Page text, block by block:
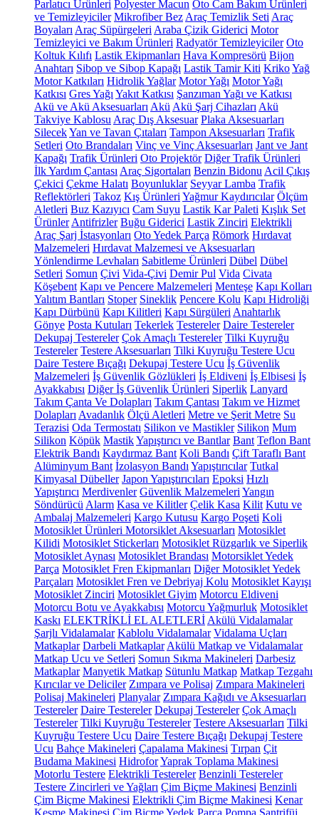
Parlatıcı Ürünleri Polyester Macun Oto Cam Bakım Ürünleri
ve Temizleyiciler Mikrofiber Bez Araç Temizlik Seti Araç
Boyaları Araç Süpürgeleri Araba Çizik Giderici Motor
Temizleyici ve Bakım Ürünleri Radyatör Temizleyiciler Oto
Koltuk Kılıfı Lastik Ekipmanları Hava Kompresörü Bijon
Anahtarı Sibop ve Sibop Kapağı Lastik Tamir Kiti KrikoYağ
Motor Katkıları Hidrolik Yağlar Motor Yağı Motor Yağı
Katkısı Gres Yağı Yakıt Katkısı Şanzıman Yağı ve Katkısı
Akü ve Akü Aksesuarları Akü Akü Şarj Cihazları Akü
Takviye Kablosu Araç Dış Aksesuar Plaka Aksesuarları
SilecekYan ve Tavan Çıtaları Tampon Aksesuarları Trafik
Setleri Oto Brandaları Vinç ve Vinç Aksesuarları Jant ve Jant
Kapağı Trafik Ürünleri Oto Projektör Diğer Trafik Ürünleri
İlk Yardım Çantası Araç Sigortaları Benzin Bidonu Acil Çıkış
Çekici Çekme Halatı Boyunluklar Seyyar Lamba Trafik
Reflektörleri Takoz Kış Ürünleri Yağmur Kaydırıcılar Ölçüm
Aletleri Buz Kazıyıcı Cam Suyu Lastik Kar Paleti Kışlık Set
Ürünler Antifrizler Buğu Giderici Lastik Zinciri Elektrikli
Araç Şarj İstasyonları Oto Yedek Parça Römork Hırdavat
Malzemeleri Hırdavat Malzemesi ve Aksesuarları
Yönlendirme Levhaları Sabitleme Ürünleri Dübel Dübel
Setleri Somun Çivi Vida-Çivi Demir Pul Vida Civata
Köşebent Kapı ve Pencere Malzemeleri Menteşe Kapı Kolları
Yalıtım Bantları Stoper Sineklik Pencere Kolu Kapı Hidroliği
Kapı Dürbünü Kapı Kilitleri Kapı Sürgüleri Anahtarlık
Gönye Posta Kutuları Tekerlek Testereler Daire Testereler
Dekupaj Testereler Çok Amaçlı Testereler Tilki Kuyruğu
Testereler Testere Aksesuarları Tilki Kuyruğu Testere Ucu
Daire Testere Bıçağı Dekupaj Testere Ucu İş Güvenlik
Malzemeleri İş Güvenlik Gözlükleri İş Eldiveni İş Elbisesi İş
Ayakkabısı Diğer İş Güvenlik Ürünleri Siperlik Lanyard
Takım Çanta Ve Dolapları Takım Çantası Takım ve Hizmet
Dolapları Avadanlık Ölçü Aletleri Metre ve Şerit Metre Su
Terazisi Oda Termostatı Silikon ve Mastikler Silikon Mum
Silikon Köpük MastikYapıştırıcı ve Bantlar Bant Teflon Bant
Elektrik Bandı Kaydırmaz Bant Koli Bandı Çift Taraflı Bant
Alüminyum Bant İzolasyon Bandı Yapıştırıcılar Tutkal
Kimyasal Dübeller Japon Yapıştırıcıları Epoksi Hızlı
Yapıştırıcı Merdivenler Güvenlik Malzemeleri Yangın
Söndürücü Alarm Kasa ve Kilitler Çelik Kasa Kilit Kutu ve
Ambalaj Malzemeleri Kargo Kutusu Kargo Poşeti Koli
Motosiklet Ürünleri Motorsiklet Aksesuarları Motosiklet
Kilidi Motosiklet Stickerları Motosiklet Rüzgarlık ve Siperlik
Motosiklet Aynası Motosiklet Brandası Motorsiklet Yedek
Parça Motosiklet Fren Ekipmanları Diğer Motosiklet Yedek
Parçaları Motosiklet Fren ve Debriyaj Kolu Motosiklet Kayışı
Motosiklet Zinciri Motosiklet Giyim Motorcu Eldiveni
Motorcu Botu ve Ayakkabısı Motorcu Yağmurluk Motosiklet
Kaskı ELEKTRİKLİ EL ALETLERİ Akülü Vidalamalar
Şarjlı Vidalamalar Kablolu Vidalamalar Vidalama Uçları
Matkaplar Darbeli Matkaplar Akülü Matkap ve Vidalamalar
Matkap Ucu ve Setleri Somun Sıkma Makineleri Darbesiz
Matkaplar Manyetik Matkap Sütunlu Matkap Matkap Tezgahı
Kırıcılar ve Deliciler Zımpara ve Polisaj Zımpara Makineleri
Polisaj Makineleri Planyalar Zımpara Kağıdı ve Aksesuarları
Testereler Daire Testereler Dekupaj Testereler Çok Amaçlı
Testereler Tilki Kuyruğu Testereler Testere Aksesuarları Tilki
Kuyruğu Testere Ucu Daire Testere Bıçağı Dekupaj Testere
Ucu Bahçe Makineleri Çapalama Makinesi Tırpan Çit
Budama Makinesi HidroforYaprak Toplama Makinesi
Motorlu Testere Elektrikli Testereler Benzinli Testereler
Testere Zincirleri ve Yağları Çim Biçme Makinesi Benzinli
Çim Biçme Makinesi Elektrikli Çim Biçme Makinesi Kenar
Kesme Makinesi Çim Biçme Yedek Parça Pompa Santrifüj